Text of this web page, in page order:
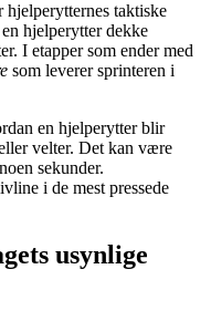
taktiske
hjelperytter dekke
I etapper som ender med
som leverer sprinteren i
en hjelperytter blir
velter. Det kan være
sekunder.
i de mest pressede
usynlige